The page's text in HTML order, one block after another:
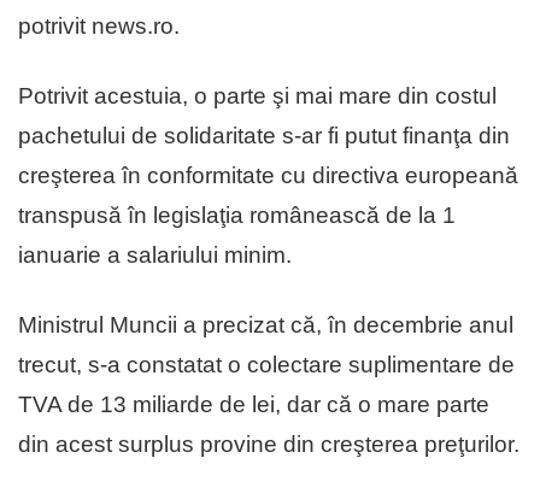
potrivit news.ro.
Potrivit acestuia, o parte şi mai mare din costul
pachetului de solidaritate s-ar fi putut finanţa din
creşterea în conformitate cu directiva europeană
transpusă în legislaţia românească de la 1
ianuarie a salariului minim.
Ministrul Muncii a precizat că, în decembrie anul
trecut, s-a constatat o colectare suplimentare de
TVA de 13 miliarde de lei, dar că o mare parte
din acest surplus provine din creşterea preţurilor.